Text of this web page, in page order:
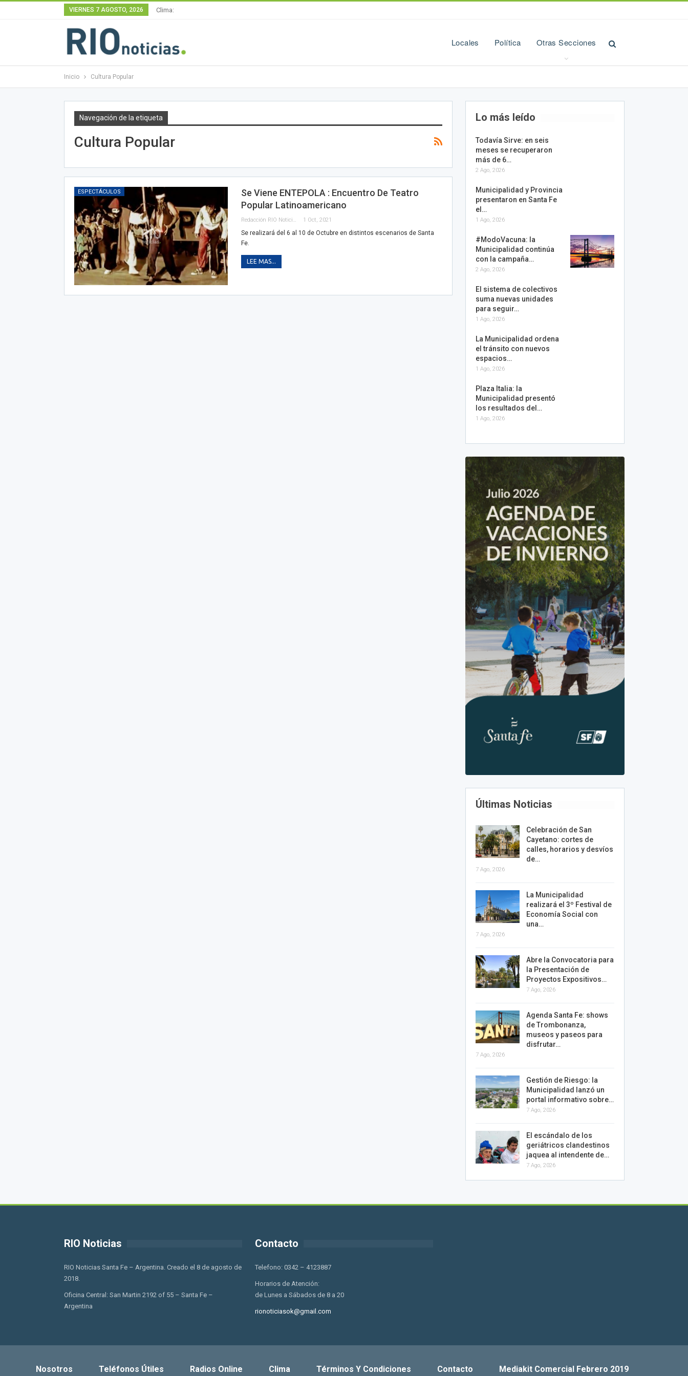
VIERNES 7 AGOSTO, 2026 Clima:
Locales Política Otras Secciones
Inicio Cultura Popular
Navegación de la etiqueta
Cultura Popular
ESPECTÁCULOS
Se Viene ENTEPOLA : Encuentro De Teatro
Popular Latinoamericano
Redacción RIO Noticias 1 Oct, 2021
Se realizará del 6 al 10 de Octubre en distintos escenarios de Santa
Fe.
LEE MAS...
Lo más leído
Todavía Sirve: en seis
meses se recuperaron
más de 6…
2 Ago, 2026
Municipalidad y Provincia
presentaron en Santa Fe
el…
1 Ago, 2026
#ModoVacuna: la
Municipalidad continúa
con la campaña…
2 Ago, 2026
El sistema de colectivos
suma nuevas unidades
para seguir…
1 Ago, 2026
La Municipalidad ordena
el tránsito con nuevos
espacios…
1 Ago, 2026
Plaza Italia: la
Municipalidad presentó
los resultados del…
1 Ago, 2026
Últimas Noticias
Celebración de San
Cayetano: cortes de
calles, horarios y desvíos
de…
7 Ago, 2026
La Municipalidad
realizará el 3º Festival de
Economía Social con
una…
7 Ago, 2026
Abre la Convocatoria para
la Presentación de
Proyectos Expositivos…
7 Ago, 2026
Agenda Santa Fe: shows
de Trombonanza,
museos y paseos para
disfrutar…
7 Ago, 2026
Gestión de Riesgo: la
Municipalidad lanzó un
portal informativo sobre…
7 Ago, 2026
El escándalo de los
geriátricos clandestinos
jaquea al intendente de…
7 Ago, 2026
RIO Noticias
RIO Noticias Santa Fe – Argentina. Creado el 8 de agosto de
2018.
Oficina Central: San Martin 2192 of 55 – Santa Fe –
Argentina
Contacto
Telefono: 0342 – 4123887
Horarios de Atención:
de Lunes a Sábados de 8 a 20
rionoticiasok@gmail.com
Nosotros Teléfonos Útiles Radios Online Clima Términos Y Condiciones Contacto Mediakit Comercial Febrero 2019